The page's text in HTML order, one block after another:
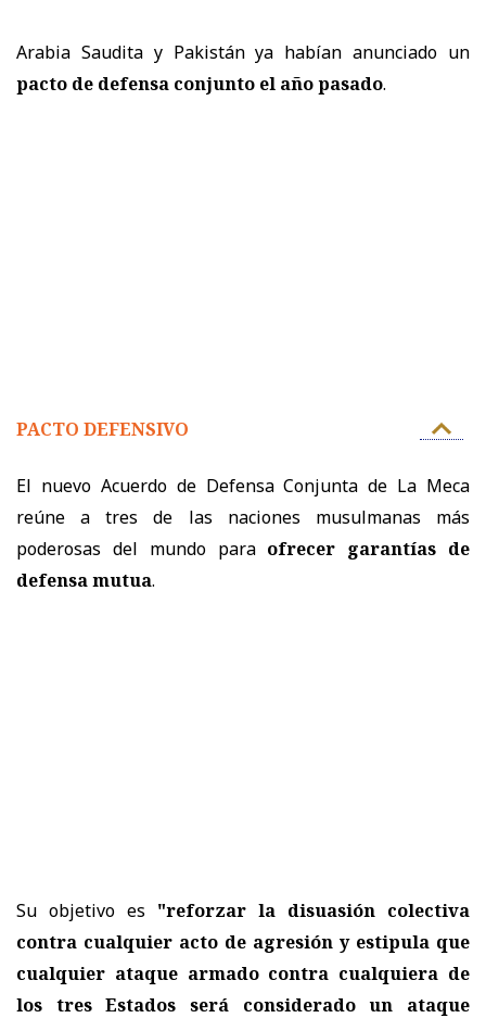
Arabia Saudita y Pakistán ya habían anunciado un
pacto de defensa conjunto el año pasado.
PACTO DEFENSIVO
El nuevo Acuerdo de Defensa Conjunta de La Meca
reúne a tres de las naciones musulmanas más
poderosas del mundo para ofrecer garantías de
defensa mutua.
Su objetivo es "reforzar la disuasión colectiva
contra cualquier acto de agresión y estipula que
cualquier ataque armado contra cualquiera de
los tres Estados será considerado un ataque